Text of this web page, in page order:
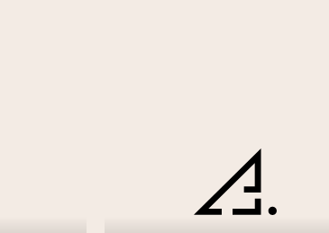
et simples d’exploitation